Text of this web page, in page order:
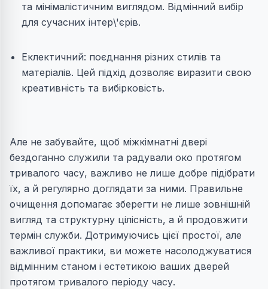
та мінімалістичним виглядом. Відмінний вибір
для сучасних інтер\'єрів.
Еклектичний: поєднання різних стилів та
матеріалів. Цей підхід дозволяє виразити свою
креативність та вибірковість.
Але не забувайте, щоб міжкімнатні двері
бездоганно служили та радували око протягом
тривалого часу, важливо не лише добре підібрати
їх, а й регулярно доглядати за ними. Правильне
очищення допомагає зберегти не лише зовнішній
вигляд та структурну цілісність, а й продовжити
термін служби. Дотримуючись цієї простої, але
важливої практики, ви можете насолоджуватися
відмінним станом і естетикою ваших дверей
протягом тривалого періоду часу.